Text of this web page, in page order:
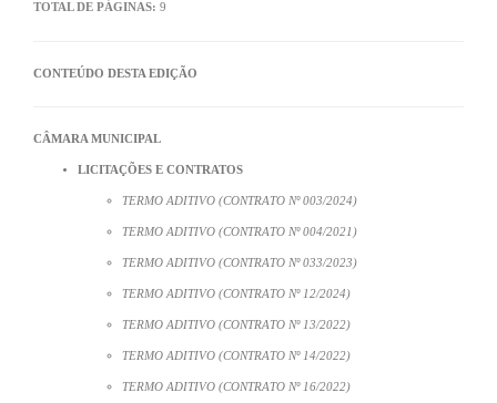
TOTAL DE PÁGINAS: 9
CONTEÚDO DESTA EDIÇÃO
CÂMARA MUNICIPAL
LICITAÇÕES E CONTRATOS
TERMO ADITIVO (CONTRATO Nº 003/2024)
TERMO ADITIVO (CONTRATO Nº 004/2021)
TERMO ADITIVO (CONTRATO Nº 033/2023)
TERMO ADITIVO (CONTRATO Nº 12/2024)
TERMO ADITIVO (CONTRATO Nº 13/2022)
TERMO ADITIVO (CONTRATO Nº 14/2022)
TERMO ADITIVO (CONTRATO Nº 16/2022)